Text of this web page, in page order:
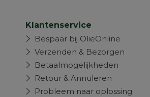
Klantenservice
Bespaar bij OlieOnline
Verzenden & Bezorgen
Betaalmogelijkheden
Retour & Annuleren
Probleem naar oplossing